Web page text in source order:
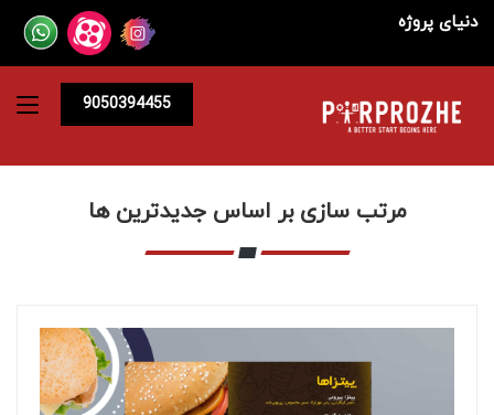
دنیای پروژه
9050394455
مرتب سازی بر اساس جدیدترین ها